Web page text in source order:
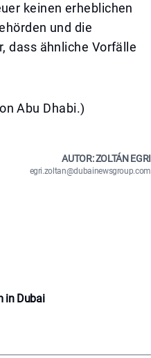
keinen erheblichen
und die
dass ähnliche Vorfälle
Abu Dhabi.)
AUTOR: ZOLTÁN EGRI
egri.zoltan@dubainewsgroup.com
in Dubai